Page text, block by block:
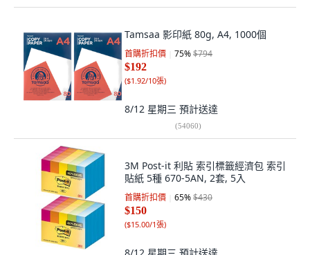
Tamsaa 影印紙 80g, A4, 1000個
首購折扣價 75%$794
$192
($1.92/10張)
8/12 星期三 預計送達
(54060)
3M Post-it 利貼 索引標籤經濟包 索引
貼紙 5種 670-5AN, 2套, 5入
首購折扣價 65%$430
$150
($15.00/1張)